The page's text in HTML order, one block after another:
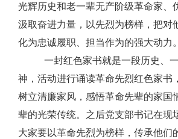
光辉历史和老一辈无产阶级革命家、
汲取奋进力量，以先烈为榜样，把对
化为忠诚履职、担当作为的强大动力。
一封红色家书就是一段历史、
神，活动进行诵读革命先烈红色家书，
树立清廉家风， 感悟革命先辈的家国
辈的光荣传统。之后党支部书记在现
大家要以革命先烈为榜样，传承他们